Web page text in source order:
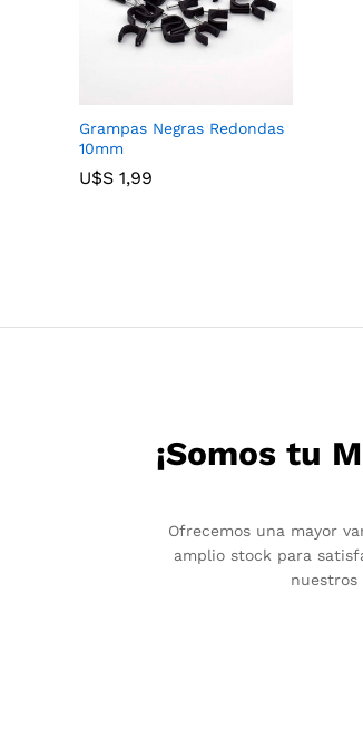
Grampas Negras Redondas
10mm
U$S 1,99
U$S 1,99
¡Somos tu
Ofrecemos una mayor
amplio stock para
nuestros